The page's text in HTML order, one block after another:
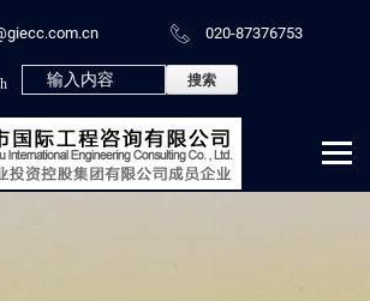
020-87376753